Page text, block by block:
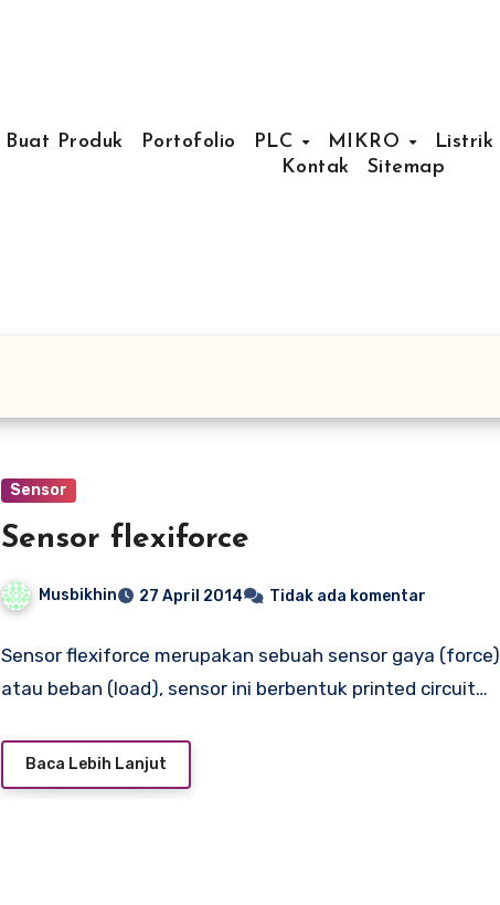
Buat Produk Portofolio PLC MIKRO Listrik
Kontak
Sitemap
Sensor
Sensor flexiforce
Musbikhin 27 April 2014 Tidak ada komentar
Sensor flexiforce merupakan sebuah sensor gaya (force)
atau beban (load), sensor ini berbentuk printed circuit…
Baca Lebih Lanjut